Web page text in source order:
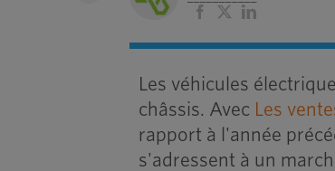
FacebookLinkedIn
Les véhicules
châssis. Avec Les
rapport à l'année
s'adressent à un